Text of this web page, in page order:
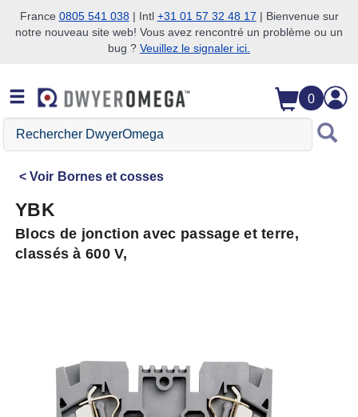
Passer à la recherche
Passer au contenu principal
Passer à la navigation
France 0805 541 038| Intl +31 01 57 32 48 17 | Bienvenue sur
notre nouveau site web! Vous avez rencontré un problème ou un
bug ? Veuillez le signaler ici.
0
Rechercher
DwyerOmega
Voir Bornes et cosses
YBK
Blocs de jonction avec passage et terre,
classés à 600 V,